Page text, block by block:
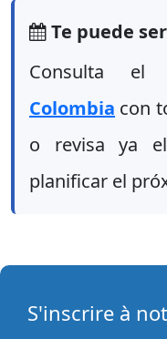
Te puede
Consulta el
Colombia con
o revisa ya
planificar el
S'inscrire à